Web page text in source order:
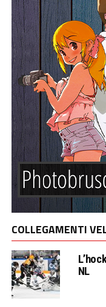
COLLEGAMENTI
NL